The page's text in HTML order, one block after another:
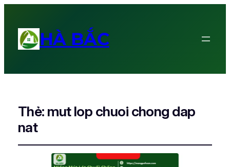
HÀ BẮC
Thẻ: mut lop chuoi chong dap
nat